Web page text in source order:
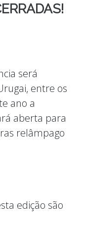
será
entre os
ano a
aberta para
relâmpago
edição são